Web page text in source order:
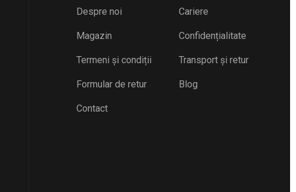
Despre noi Cariere
Magazin Confidențialitate
Termeni și condiții Transport și retur
Formular de retur Blog
Contact